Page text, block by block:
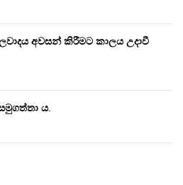
අවසන් කිරීමට කාලය උදාවී
ය.